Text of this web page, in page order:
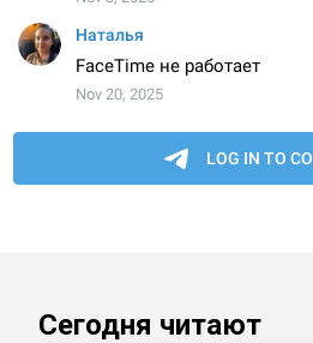
Сегодня читают